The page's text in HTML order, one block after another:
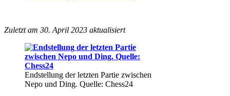
Zuletzt am 30. April 2023 aktualisiert
Endstellung der letzten Partie zwischen
Nepo und Ding. Quelle: Chess24